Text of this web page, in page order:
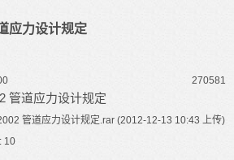
应力设计规定
270581
管道应力设计规定
管道应力设计规定.rar (2012-12-13 10:43 上传)
10